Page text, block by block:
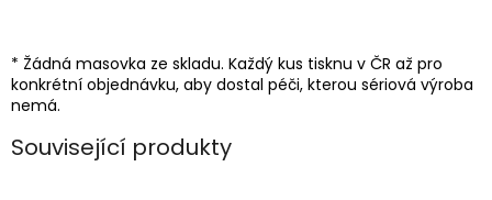
* Žádná masovka ze skladu. Každý kus tisknu v ČR až pro
konkrétní objednávku, aby dostal péči, kterou sériová výroba
nemá.
Související produkty